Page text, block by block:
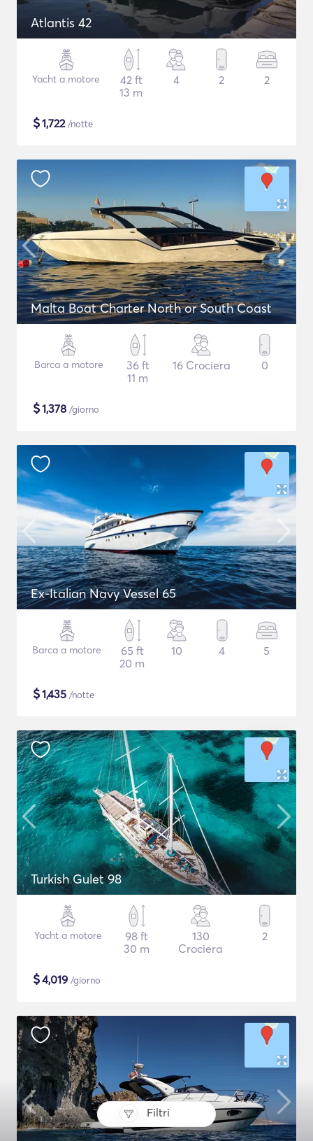
Filtri
Atlantis 42
Yacht a motore
42 ft
13 m
4 2 2
$1,722/notte
Malta Boat Charter North or South Coast
Barca a motore
36 ft
11 m
16 Crociera 0
$1,378 /giorno
Ex-Italian Navy Vessel 65
Barca a motore
65 ft
20 m
10 4 5
$1,435 /notte
Turkish Gulet 98
Yacht a motore
98 ft
30 m
130
Crociera
2
$4,019 /giorno